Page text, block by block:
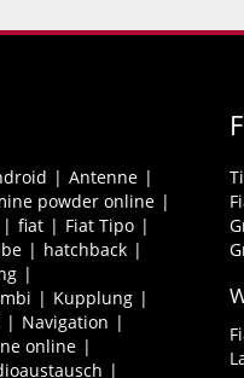
Antenne
powder online
fiat
Fiat Tipo
hatchback
Kupplung
Navigation
online